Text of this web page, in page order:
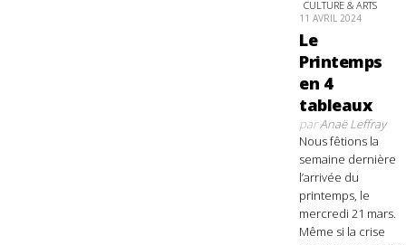
CULTURE & ARTS
11 AVRIL 2024
Le
Printemps
en 4
tableaux
parAnaë Leffray
Nous fêtions la
semaine dernière
l’arrivée du
printemps, le
mercredi 21 mars.
Même si la crise